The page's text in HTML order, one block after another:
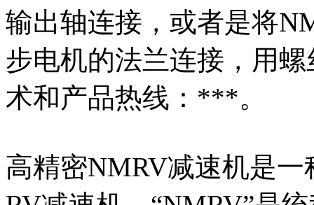
输出轴连接，或者是将
步电机的法兰连接，用
术和产品热线：***。
高精密NMRV减速机是